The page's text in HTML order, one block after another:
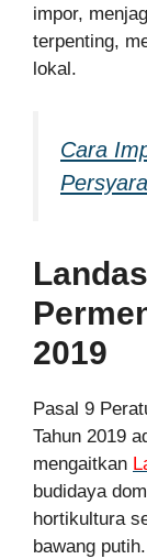
impor,
terpenting,
lokal.
Cara
2019
Pasal 9
Tahun 2019
mengaitkan
budidaya
hortikultura
bawang